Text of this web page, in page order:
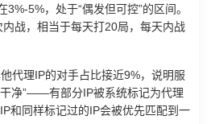
3%-5%，处于“偶发但可控”的区间。
战，相当于每天打20局，每天内战
代理IP的对手占比接近9%，说明服
净”——有部分IP被系统标记为代理
和同样标记过的IP会被优先匹配到一